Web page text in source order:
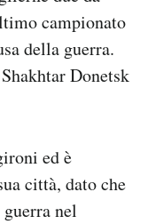
campionato
della guerra.
Donetsk
ed è
città, dato che
nel